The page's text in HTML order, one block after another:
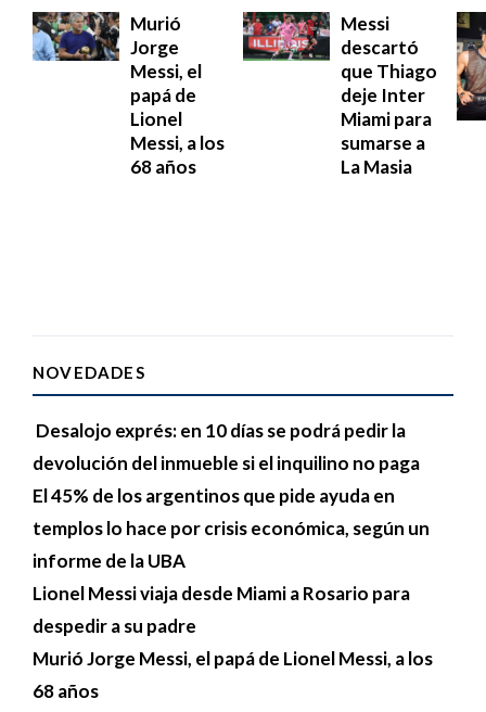
Murió
Jorge
Messi, el
papá de
Lionel
Messi, a los
68 años
Messi
descartó
que Thiago
deje Inter
Miami para
sumarse a
La Masia
NOVEDADES
Desalojo exprés: en 10 días se podrá pedir la
devolución del inmueble si el inquilino no paga
El 45% de los argentinos que pide ayuda en
templos lo hace por crisis económica, según un
informe de la UBA
Lionel Messi viaja desde Miami a Rosario para
despedir a su padre
Murió Jorge Messi, el papá de Lionel Messi, a los
68 años